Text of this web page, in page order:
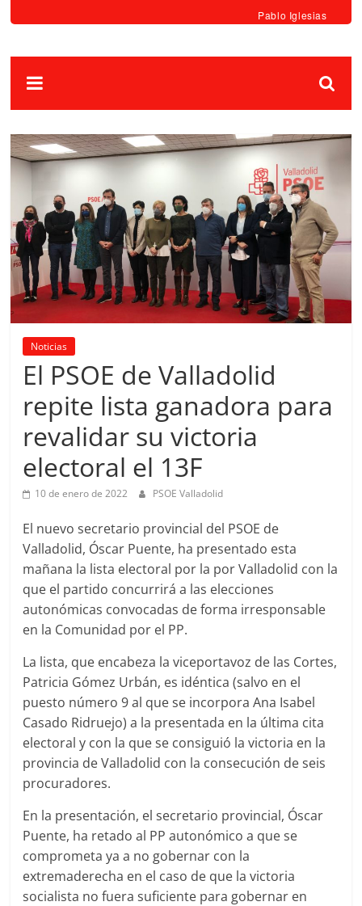
Pablo Iglesias
Noticias
El PSOE de Valladolid
repite lista ganadora para
revalidar su victoria
electoral el 13F
10 de enero de 2022 PSOE Valladolid
El nuevo secretario provincial del PSOE de
Valladolid, Óscar Puente, ha presentado esta
mañana la lista electoral por la por Valladolid con la
que el partido concurrirá a las elecciones
autonómicas convocadas de forma irresponsable
en la Comunidad por el PP.
La lista, que encabeza la viceportavoz de las Cortes,
Patricia Gómez Urbán, es idéntica (salvo en el
puesto número 9 al que se incorpora Ana Isabel
Casado Ridruejo) a la presentada en la última cita
electoral y con la que se consiguió la victoria en la
provincia de Valladolid con la consecución de seis
procuradores.
En la presentación, el secretario provincial, Óscar
Puente, ha retado al PP autonómico a que se
comprometa ya a no gobernar con la
extremaderecha en el caso de que la victoria
socialista no fuera suficiente para gobernar en